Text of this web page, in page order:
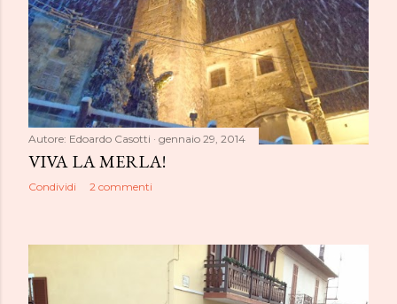
Autore: Edoardo Casotti gennaio 29, 2014
VIVA LA MERLA!
Condividi 2 commenti